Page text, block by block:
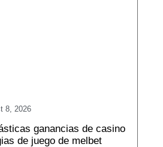
8, 2026
ganancias de casino
de juego de melbet